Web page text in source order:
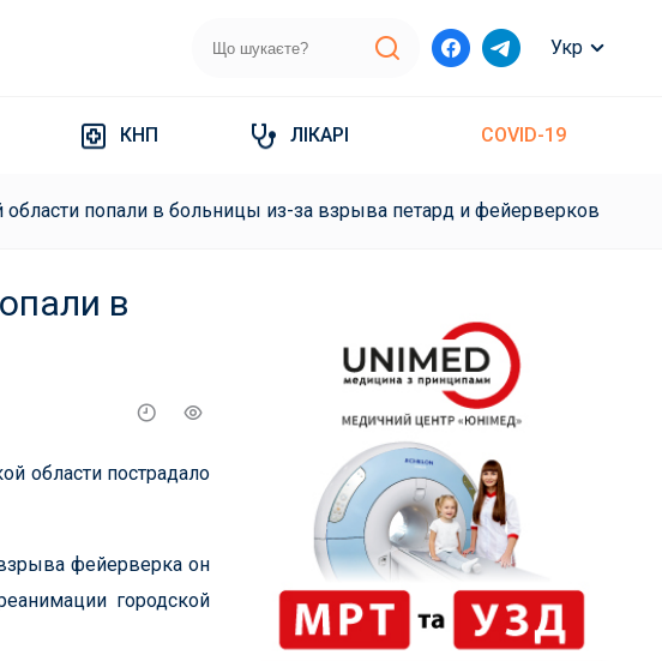
Укр
КНП ЛІКАРІ COVID-19
попали в больницы из-за взрыва петард и фейерверков
в
области пострадало
фейерверка он
городской